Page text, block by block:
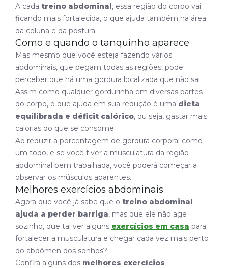
A cada treino abdominal, essa região do corpo vai
ficando mais fortalecida, o que ajuda também na área
da coluna e da postura.
Como e quando o tanquinho aparece
Mas mesmo que você esteja fazendo vários
abdominais, que pegam todas as regiões, pode
perceber que há uma gordura localizada que não sai.
Assim como qualquer gordurinha em diversas partes
do corpo, o que ajuda em sua redução é uma dieta
equilibrada e déficit calórico, ou seja, gastar mais
calorias do que se consome.
Ao reduzir a porcentagem de gordura corporal como
um todo, e se você tiver a musculatura da região
abdominal bem trabalhada, você poderá começar a
observar os músculos aparentes.
Melhores exercícios abdominais
Agora que você já sabe que o treino abdominal
ajuda a perder barriga, mas que ele não age
sozinho, que tal ver alguns exercícios em casa para
fortalecer a musculatura e chegar cada vez mais perto
do abdômen dos sonhos?
Confira alguns dos melhores exercícios